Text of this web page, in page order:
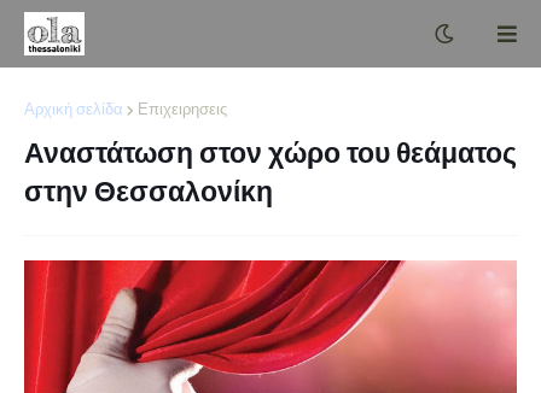
Αρχική σελίδα Επιχειρησεις
Αναστάτωση στον χώρο του θεάματος
στην Θεσσαλονίκη